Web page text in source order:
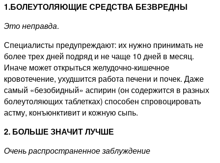
1.БОЛЕУТОЛЯЮЩИЕ СРЕДСТВА БЕЗВРЕДНЫ
Это неправда.
Специалисты предупреждают: их нужно принимать не
более трех дней подряд и не чаще 10 дней в месяц.
Иначе может открыться желудочно-кишечное
кровотечение, ухудшится работа печени и почек. Даже
самый «безобидный» аспирин (он содержится в разных
болеутоляющих таблетках) способен спровоцировать
астму, конъюнктивит и кожную сыпь.
2. БОЛЬШЕ ЗНАЧИТ ЛУЧШЕ
Очень распространенное заблуждение